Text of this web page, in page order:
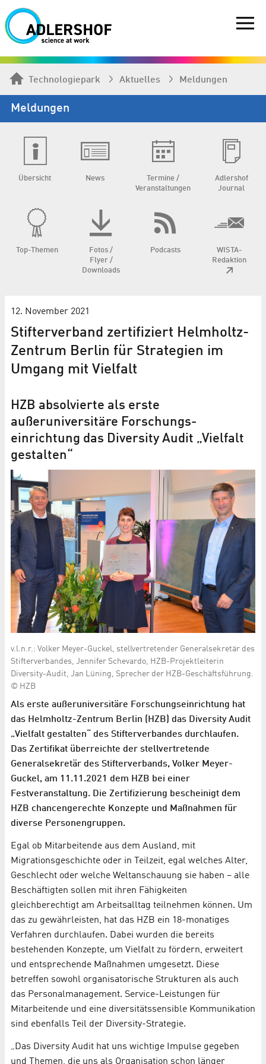
Technologiepark Aktuelles Meldungen
Meldungen
Übersicht News
Termine /
Veranstaltungen
Adlershof
Journal
Top-Themen
Fotos /
Flyer /
Downloads
Podcasts
WISTA-
Redaktion
12. November 2021
Stifterverband zertifiziert Helmholtz-
Zentrum Berlin für Strategien im
Umgang mit Vielfalt
HZB absolvierte als erste
außeruniversitäre Forschungs­
einrichtung das Diversity Audit „Vielfalt
gestalten“
v.l.n.r.: Volker Meyer-Guckel, stellvertretender Generalsekretär des
Stifterverbandes, Jennifer Schevardo, HZB-Projektleiterin
Diversity-Audit, Jan Lüning, Sprecher der HZB-Geschäftsführung.
© HZB
Als erste außeruniversitäre Forschungseinrichtung hat
das Helmholtz-Zentrum Berlin (HZB) das Diversity Audit
„Vielfalt gestalten“ des Stifterverbandes durchlaufen.
Das Zertifikat überreichte der stellvertretende
Generalsekretär des Stifterverbands, Volker Meyer-
Guckel, am 11.11.2021 dem HZB bei einer
Festveranstaltung. Die Zertifizierung bescheinigt dem
HZB chancengerechte Konzepte und Maßnahmen für
diverse Personengruppen.
Egal ob Mitarbeitende aus dem Ausland, mit
Migrationsgeschichte oder in Teilzeit, egal welches Alter,
Geschlecht oder welche Weltanschauung sie haben – alle
Beschäftigten sollen mit ihren Fähigkeiten
gleichberechtigt am Arbeitsalltag teilnehmen können. Um
das zu gewährleisten, hat das HZB ein 18-monatiges
Verfahren durchlaufen. Dabei wurden die bereits
bestehenden Konzepte, um Vielfalt zu fördern, erweitert
und entsprechende Maßnahmen umgesetzt. Diese
betreffen sowohl organisatorische Strukturen als auch
das Personalmanagement. Service-Leistungen für
Mitarbeitende und eine diversitätssensible Kommunikation
sind ebenfalls Teil der Diversity-Strategie.
„Das Diversity Audit hat uns wichtige Impulse gegeben
und Themen, die uns als Organisation schon länger